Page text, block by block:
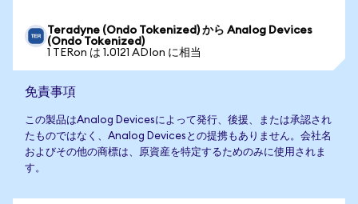
Teradyne (Ondo Tokenized) から Analog Devices
(Ondo Tokenized)
1 TERon は 1.0121 ADIon に相当
免責事項
この製品はAnalog Devicesによって発行、後援、または承認され
たものではなく、Analog Devicesとの提携もありません。会社名
およびその他の商標は、原資産を特定するためのみに使用されま
す。